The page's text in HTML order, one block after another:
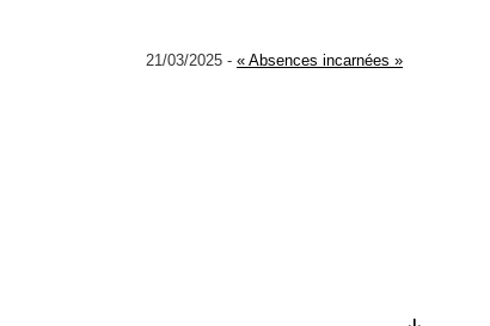
21/03/2025 - « Absences incarnées »